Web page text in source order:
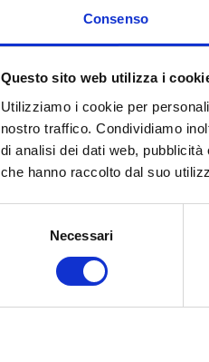
Consenso
Questo sito web utilizza i
Utilizziamo i cookie per
nostro traffico. Condividiamo
di analisi dei dati web,
che hanno raccolto dal suo
Necessari